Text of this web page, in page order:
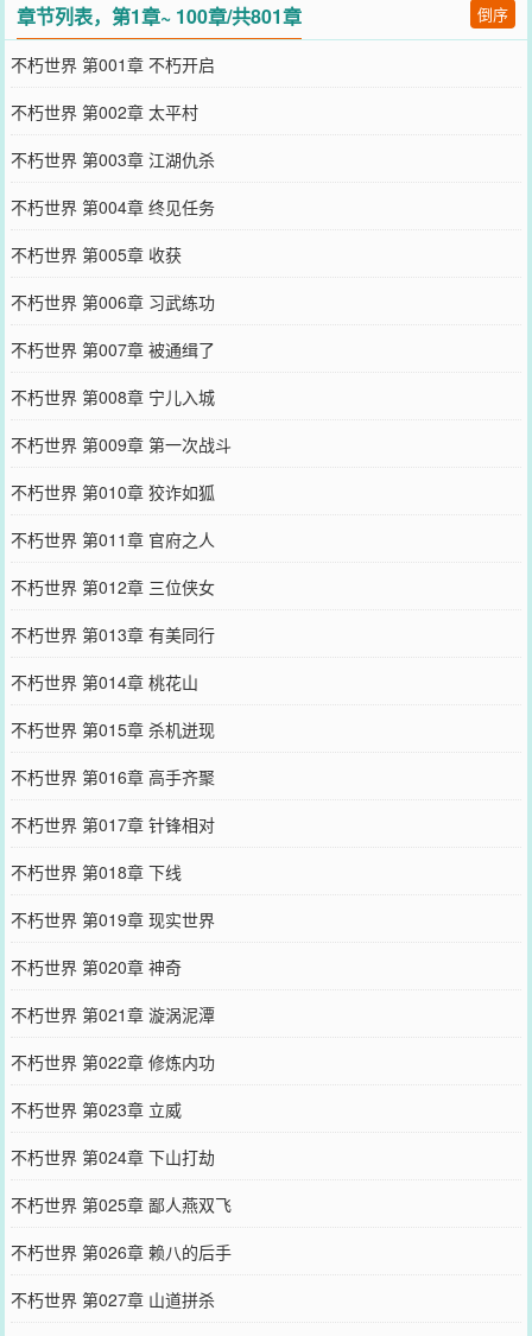
章节列表，第1章~ 100章/共801章 倒序
不朽世界 第001章 不朽开启
不朽世界 第002章 太平村
不朽世界 第003章 江湖仇杀
不朽世界 第004章 终见任务
不朽世界 第005章 收获
不朽世界 第006章 习武练功
不朽世界 第007章 被通缉了
不朽世界 第008章 宁儿入城
不朽世界 第009章 第一次战斗
不朽世界 第010章 狡诈如狐
不朽世界 第011章 官府之人
不朽世界 第012章 三位侠女
不朽世界 第013章 有美同行
不朽世界 第014章 桃花山
不朽世界 第015章 杀机迸现
不朽世界 第016章 高手齐聚
不朽世界 第017章 针锋相对
不朽世界 第018章 下线
不朽世界 第019章 现实世界
不朽世界 第020章 神奇
不朽世界 第021章 漩涡泥潭
不朽世界 第022章 修炼内功
不朽世界 第023章 立威
不朽世界 第024章 下山打劫
不朽世界 第025章 鄙人燕双飞
不朽世界 第026章 赖八的后手
不朽世界 第027章 山道拼杀